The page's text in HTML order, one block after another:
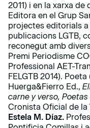
2011) i en la xarxa
Editora en el Grup
projectes editorials a
publicacions LGTB,
reconegut amb
Premi Periodisme
Professional AET-
FELGTB 2014). Poeta
Huerga&Fierro Ed.,
carne y verso,
Cronista Oficial de la
Estela M. Díaz.